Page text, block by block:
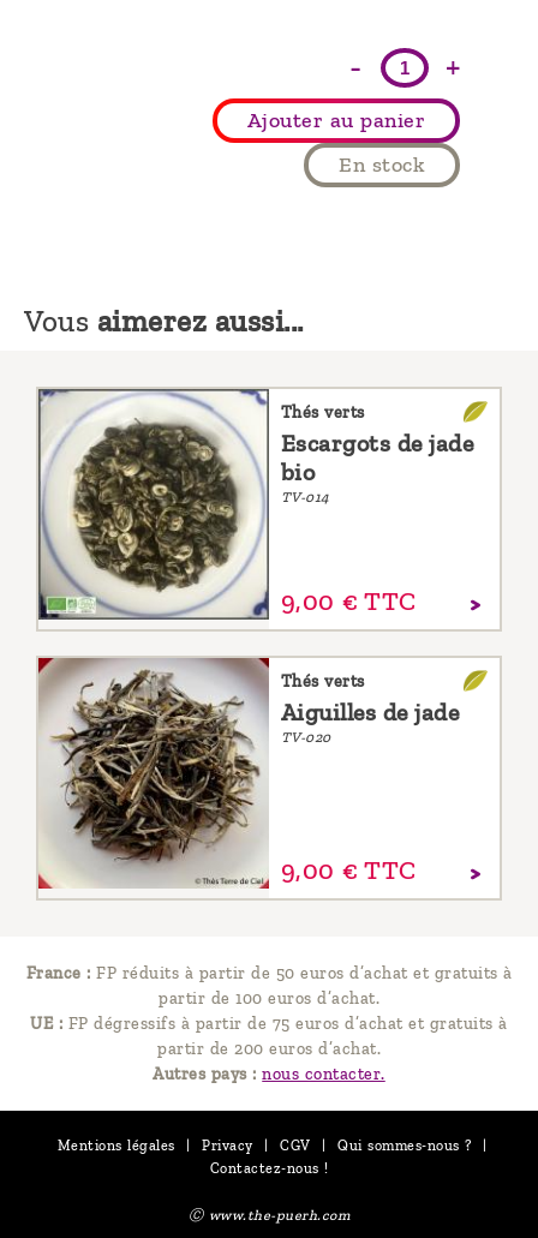
- +
Ajouter au panier
En stock
Vous aimerez aussi...
Thés verts
Escargots de jade
bio
TV-014
9,00 € TTC
Thés verts
Aiguilles de jade
TV-020
9,00 € TTC
France : FP réduits à partir de 50 euros d’achat et gratuits à
partir de 100 euros d’achat.
UE : FP dégressifs à partir de 75 euros d’achat et gratuits à
partir de 200 euros d’achat.
Autres pays : nous contacter.
Mentions légales Privacy CGV Qui sommes-nous ?
Contactez-nous !
Ⓒ www.the-puerh.com